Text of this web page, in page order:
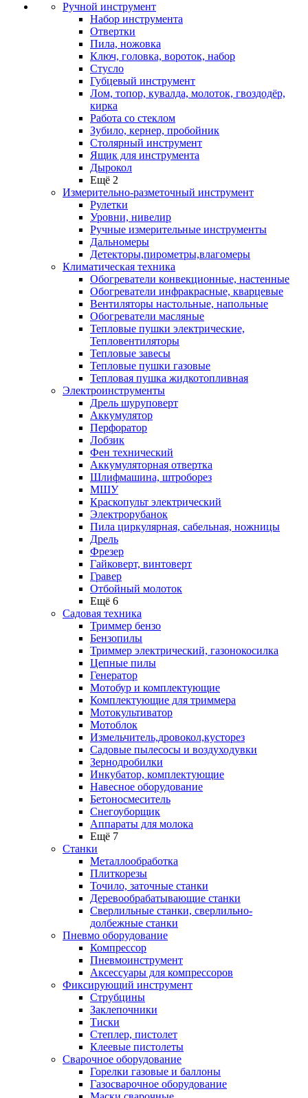
Ручной инструмент
Набор инструмента
Отвертки
Пила, ножовка
Ключ, головка, вороток, набор
Стусло
Губцевый инструмент
Лом, топор, кувалда, молоток, гвоздодёр,
кирка
Работа со стеклом
Зубило, кернер, пробойник
Столярный инструмент
Ящик для инструмента
Дырокол
Ещё 2
Измерительно-разметочный инструмент
Рулетки
Уровни, нивелир
Ручные измерительные инструменты
Дальномеры
Детекторы,пирометры,влагомеры
Климатическая техника
Обогреватели конвекционные, настенные
Обогреватели инфракрасные, кварцевые
Вентиляторы настольные, напольные
Обогреватели масляные
Тепловые пушки электрические,
Тепловентиляторы
Тепловые завесы
Тепловые пушки газовые
Тепловая пушка жидкотопливная
Электроинструменты
Дрель шуруповерт
Аккумулятор
Перфоратор
Лобзик
Фен технический
Аккумуляторная отвертка
Шлифмашина, штроборез
МШУ
Краскопульт электрический
Электрорубанок
Пила циркулярная, сабельная, ножницы
Дрель
Фрезер
Гайковерт, винтоверт
Гравер
Отбойный молоток
Ещё 6
Садовая техника
Триммер бензо
Бензопилы
Триммер электрический, газонокосилка
Цепные пилы
Генератор
Мотобур и комплектующие
Комплектующие для триммера
Мотокультиватор
Мотоблок
Измельчитель,дровокол,кусторез
Садовые пылесосы и воздуходувки
Зернодробилки
Инкубатор, комплектующие
Навесное оборудование
Бетоносмеситель
Снегоуборщик
Аппараты для молока
Ещё 7
Станки
Металлообработка
Плиткорезы
Точило, заточные станки
Деревообрабатывающие станки
Сверлильные станки, сверлильно-
долбежные станки
Пневмо оборудование
Компрессор
Пневмоинструмент
Аксессуары для компрессоров
Фиксирующий инструмент
Струбцины
Заклепочники
Тиски
Степлер, пистолет
Клеевые пистолеты
Сварочное оборудование
Горелки газовые и баллоны
Газосварочное оборудование